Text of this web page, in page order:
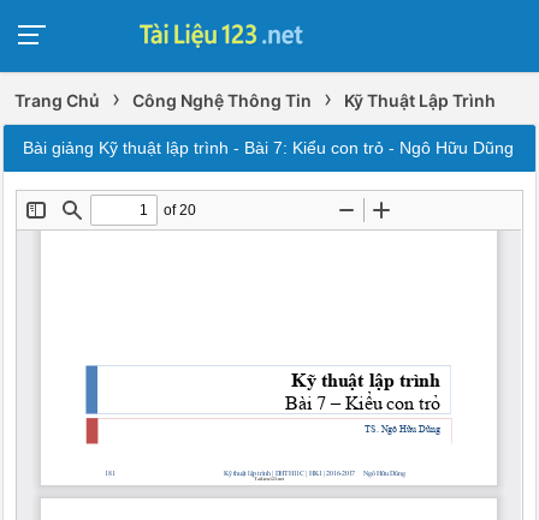
Trang Chủ › Công Nghệ Thông Tin › Kỹ Thuật Lập Trình
Bài giảng Kỹ thuật lập trình - Bài 7: Kiểu con trỏ - Ngô Hữu Dũng